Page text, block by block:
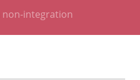
non-integration